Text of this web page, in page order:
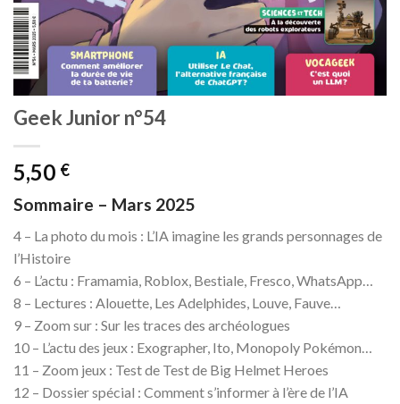
Geek Junior n°54
5,50 €
Sommaire – Mars 2025
4 – La photo du mois : L’IA imagine les grands personnages de
l’Histoire
6 – L’actu : Framamia, Roblox, Bestiale, Fresco, WhatsApp…
8 – Lectures : Alouette, Les Adelphides, Louve, Fauve…
9 – Zoom sur : Sur les traces des archéologues
10 – L’actu des jeux : Exographer, Ito, Monopoly Pokémon…
11 – Zoom jeux : Test de Test de Big Helmet Heroes
12 – Dossier spécial : Comment s’informer à l’ère de l’IA